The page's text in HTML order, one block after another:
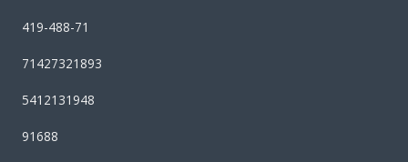
419-488-71
71427321893
5412131948
91688